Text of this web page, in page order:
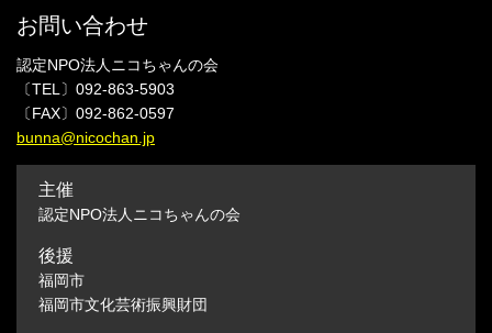
お問い合わせ
認定NPO法人ニコちゃんの会
〔TEL〕092-863-5903
〔FAX〕092-862-0597
bunna@nicochan.jp
主催
認定NPO法人ニコちゃんの会
後援
福岡市
福岡市文化芸術振興財団